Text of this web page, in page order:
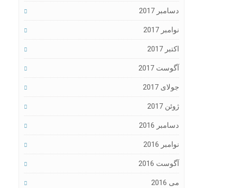
دسامبر 2017
نوامبر 2017
اکتبر 2017
آگوست 2017
جولای 2017
ژوئن 2017
دسامبر 2016
نوامبر 2016
آگوست 2016
می 2016